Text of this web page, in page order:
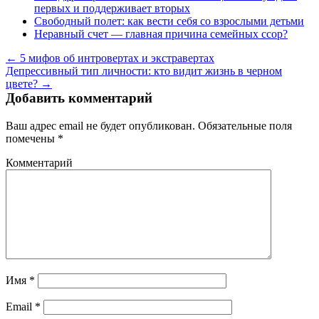
первых и поддерживает вторых
Свободный полет: как вести себя со взрослыми детьми
Неравный счет — главная причина семейных ссор?
← 5 мифов об интровертах и экстравертах
Депрессивный тип личности: кто видит жизнь в черном
цвете? →
Добавить комментарий
Ваш адрес email не будет опубликован. Обязательные поля
помечены *
Комментарий
Имя *
Email *